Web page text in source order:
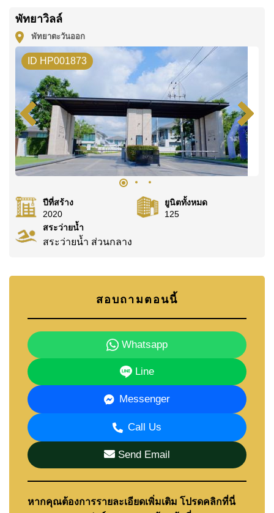
ประตูทางเข้าแบบมีระบบควบคุม กล้องวงจรปิด และ
สวนส่วนกลาง
สิ่งจำเป็นในชีวิตประจำวันอยู่ไม่ไกล ทั้งเส้นทาง
มอเตอร์เวย์และทางหลวง ซูเปอร์มาร์เก็ตอาหารสด
สยามบุรี และท็อปส์ชิลด์เขาน้อย
สำหรับวันพักผ่อน ย่านนี้มีตัวเลือกมากมาย เช่น
ทะเลสาบมาบประชัน ฟาร์มแกะพัทยา สวนหินล้านปี
และฟาร์มจระเข้ ปราสาทสัจธรรม สโมสรม้าแคระพี
โป้ สโมสรโปโลไทย และรีสอร์ทฮอร์สชูพอยต์
ดูทรัพย์สินอื่นๆ ที่มีในพื้นที่นี้เพิ่มเติมได้ที่:
อสังหาริมทรัพย์พัทยาตะวันออก ขาย/เช่า
นักกอล์ฟมีสนามกอล์ฟสยามคันทรีคลับ (โอลด์คอร์ส
แพลนเทชั่น วอเตอร์ไซด์ และโรลลิ่งฮิลส์) อยู่ไม่ไกล
(M.I.S) โรงเรียนรีเจ้นส์นานาชาติ โรงเรียน
นานาชาติธาราพัฒนา และสาธิตอุดมศึกษา ทั้งหมด
อยู่ในระยะที่เดินทางสะดวก
โรงพยาบาลกรุงเทพจอมเทียนก็อยู่ไม่ไกลเช่นกัน ให้ผู้
อยู่อาศัยอุ่นใจได้ด้วยการเข้าถึงบริการทางการแพทย์ที่
มีคุณภาพอย่างรวดเร็ว
เงื่อนไขการเช่า
อสังหาริมทรัพย์นี้ปล่อยเช่าระยะยาว โดยสัญญา 1 ปี
และวางเงินประกัน 2 เดือน
หากคุณกำลังพิจารณาเช่า คู่มือของเราจะพาคุณไป
พัทยาวิลล์
พัทยาตะวันออก
ID HP001873
ปีที่สร้าง
2020
ยูนิตทั้งหมด
125
สระว่ายน้ำ
สระว่ายน้ำ ส่วนกลาง
สอบถามตอนนี้
Whatsapp
Line
Messenger
Call Us
Send Email
หากคุณต้องการรายละเอียดเพิ่มเติม โปรดคลิกที่นี่